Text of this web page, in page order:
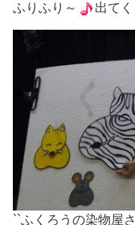
ふりふり～
出て
``ふくろうの染物屋